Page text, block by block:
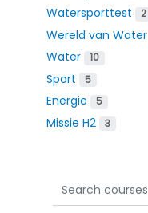
Watersporttest 2
Wereld van Water
Water 10
Sport 5
Energie 5
Missie H2 3
Search courses